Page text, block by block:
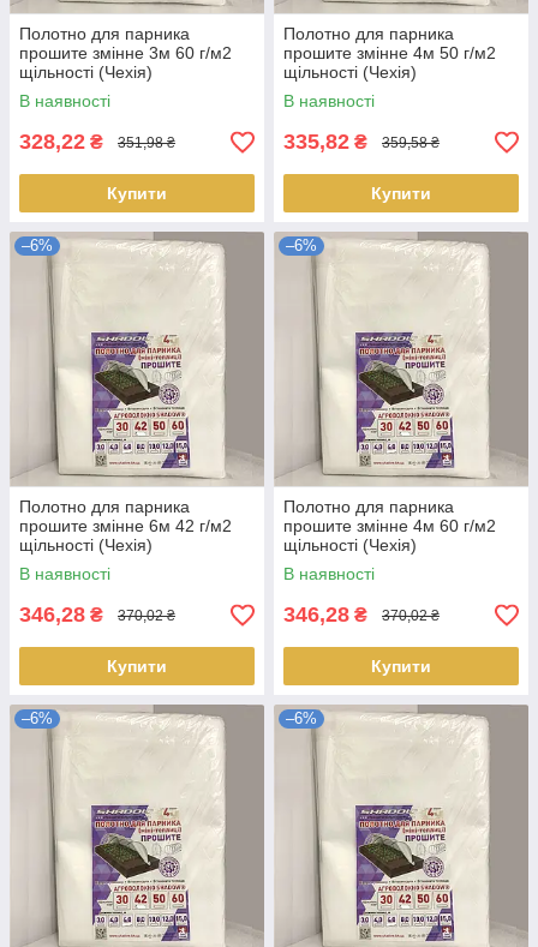
Полотно для парника
прошите змінне 3м 60 г/м2
щільності (Чехія)
В наявності
328,22 ₴ 351,98 ₴
Купити
Полотно для парника
прошите змінне 4м 50 г/м2
щільності (Чехія)
В наявності
335,82 ₴ 359,58 ₴
Купити
–6%
Полотно для парника
прошите змінне 6м 42 г/м2
щільності (Чехія)
В наявності
346,28 ₴ 370,02 ₴
Купити
–6%
Полотно для парника
прошите змінне 4м 60 г/м2
щільності (Чехія)
В наявності
346,28 ₴ 370,02 ₴
Купити
–6% –6%